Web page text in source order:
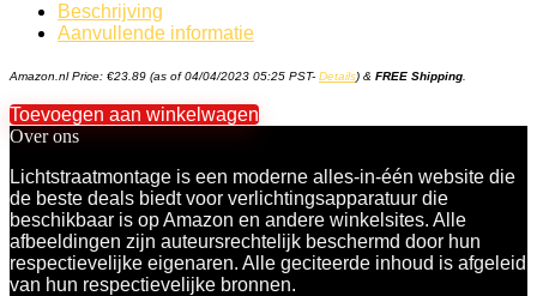
Beschrijving
Aanvullende informatie
Amazon.nl Price: €23.89 (as of 04/04/2023 05:25 PST- Details) & FREE Shipping
Toevoegen aan winkelwagen
Over ons
Lichtstraatmontage is een moderne alles-in-één website die
de beste deals biedt voor verlichtingsapparatuur die
beschikbaar is op Amazon en andere winkelsites. Alle
afbeeldingen zijn auteursrechtelijk beschermd door hun
respectievelijke eigenaren. Alle geciteerde inhoud is afgeleid
van hun respectievelijke bronnen.